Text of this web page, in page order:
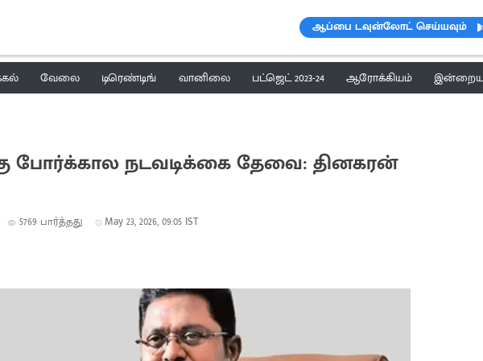
ஆப்பை டவுன்லோட் செய்யவும்
வேலை டிரெண்டிங் வானிலை பட்ஜெட் 2023-24 ஆரோக்கியம் இன்றைய
போர்க்கால நடவடிக்கை தேவை: தினகரன்
5769 பார்த்தது May 23, 2026, 09:05 IST